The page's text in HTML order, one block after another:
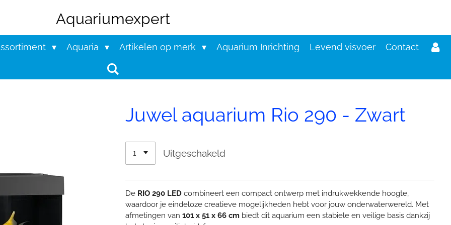
Aquariumexpert
Aquaria Artikelen op merk Aquarium Inrichting Levend visvoer Contact
Juwel aquarium Rio 290 - Zwart
Uitgeschakeld
De RIO 290 LED combineert een compact ontwerp met indrukwekkende hoogte,
waardoor je eindeloze creatieve mogelijkheden hebt voor jouw onderwaterwereld. Met
afmetingen van 101 x 51 x 66 cm biedt dit aquarium een stabiele en veilige basis dankzij